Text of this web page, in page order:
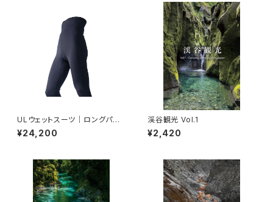
ULウェットスーツ｜ロングパン
ツ
¥24,200
渓谷観光 Vol.1
¥2,420